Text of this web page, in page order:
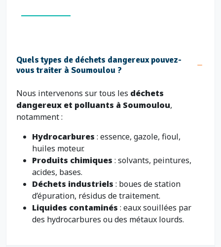
Quels types de déchets dangereux pouvez-
vous traiter à Soumoulou ?
Nous intervenons sur tous les déchets
dangereux et polluants à Soumoulou,
notamment :
Hydrocarbures : essence, gazole, fioul,
huiles moteur.
Produits chimiques : solvants, peintures,
acides, bases.
Déchets industriels : boues de station
d’épuration, résidus de traitement.
Liquides contaminés : eaux souillées par
des hydrocarbures ou des métaux lourds.